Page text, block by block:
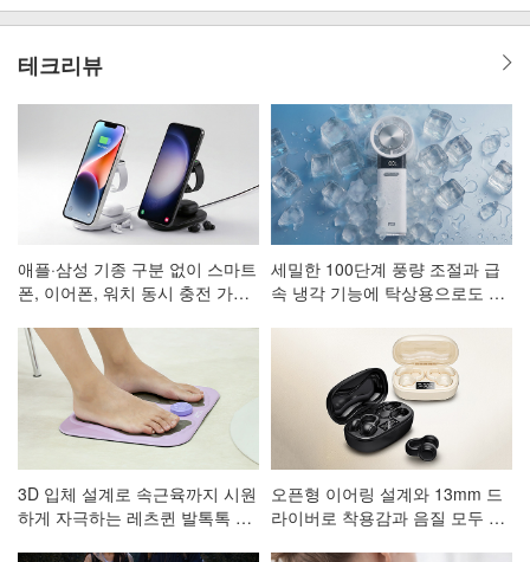
테크리뷰
애플·삼성 기종 구분 없이 스마트
폰, 이어폰, 워치 동시 충전 가능
세밀한 100단계 풍량 조절과 급
속 냉각 기능에 탁상용으로도 활
3D 입체 설계로 속근육까지 시원
하게 자극하는 레츠퀸 발톡톡 저
오픈형 이어링 설계와 13mm 드
라이버로 착용감과 음질 모두 잡